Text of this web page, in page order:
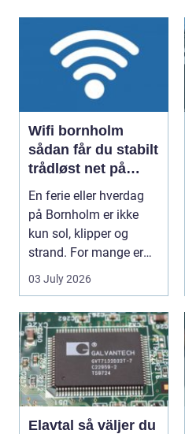
Wifi bornholm
sådan får du stabilt
trådløst net på
klippeøen
En ferie eller hverdag
på Bornholm er ikke
kun sol, klipper og
strand. For mange er
en stabil intern...
03 July 2026
Elavtal så väljer du